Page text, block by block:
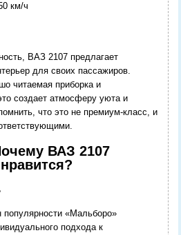
км/ч
ВАЗ 2107 предлагает
для своих пассажиров.
читаемая приборка и
создает атмосферу уюта и
что это не премиум-класс, и
ВАЗ 2107
«Мальборо»
подхода к